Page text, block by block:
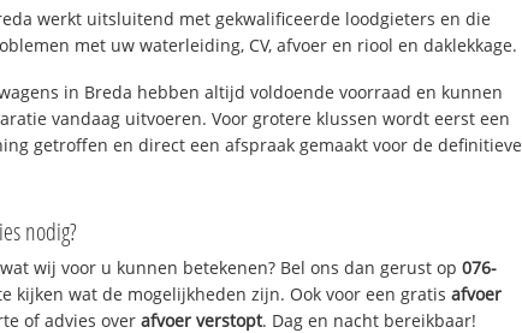
werkt uitsluitend met gekwalificeerde loodgieters en die
met uw waterleiding, CV, afvoer en riool en daklekkage.
in Breda hebben altijd voldoende voorraad en kunnen
vandaag uitvoeren. Voor grotere klussen wordt eerst een
getroffen en direct een afspraak gemaakt voor de definitieve
nodig?
wij voor u kunnen betekenen? Bel ons dan gerust op076-
kijken wat de mogelijkheden zijn. Ook voor een gratisafvoer
of advies overafvoer verstopt. Dag en nacht bereikbaar!